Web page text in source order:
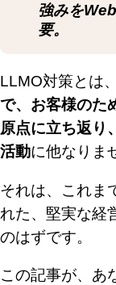
強みを
要。
LLMO対策とは
で、お客様のた
原点に立ち返り
活動に他なりま
それは、これま
れた、堅実な経
のはずです。
この記事が、あ